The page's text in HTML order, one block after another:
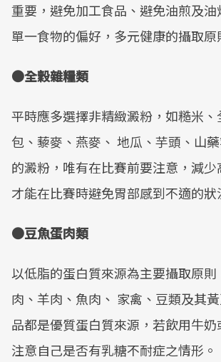
重要，避免加工食品、避免油煎及
單一食物的偏好，多元健康的攝取原
●全穀雜糧類
平時應多選擇非精緻澱粉，如糙米
包、藜麥、燕麥、 地瓜、芋頭、山
的澱粉，唯有在比賽前要注意，減少
才能在比賽時避免胃部感到不適的狀
●豆魚蛋肉類
以低脂的蛋白質來源為主要攝取原
肉、羊肉、魚肉、 家禽、豆類及其
品都是優質蛋白質來源，若飲用牛
注意自己是否有乳糖不耐症之情形。